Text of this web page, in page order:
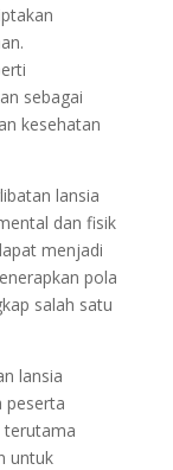
sebagai
kesehatan
lansia
dan fisik
menjadi
pola
salah satu
lansia
peserta
terutama
untuk